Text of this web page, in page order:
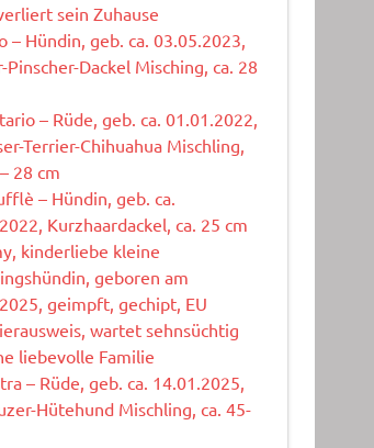
sein Zuhause
– Hündin, geb. ca. 03.05.2023,
Pinscher-Dackel Misching, ca. 28
– Rüde, geb. ca. 01.01.2022,
Terrier-Chihuahua Mischling,
28 cm
– Hündin, geb. ca.
Kurzhaardackel, ca. 25 cm
kinderliebe kleine
geboren am
geimpft, gechipt, EU
wartet sehnsüchtig
liebevolle Familie
– Rüde, geb. ca. 14.01.2025,
Hütehund Mischling, ca. 45-